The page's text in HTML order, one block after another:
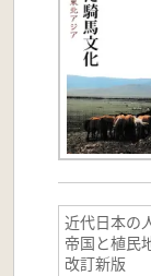
近代日本
帝国と植
改訂新版